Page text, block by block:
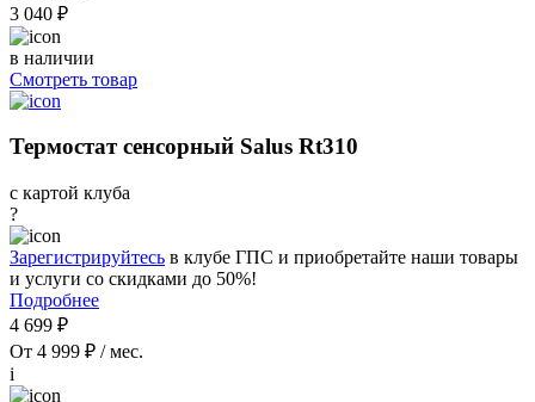
3 040 ₽
в наличии
Смотреть товар
Термостат сенсорный Salus Rt310
с картой клуба
?
Зарегистрируйтесь в клубе ГПС и приобретайте наши товары
и услуги со скидками до 50%!
Подробнее
4 699 ₽
От 4 999 ₽ / мес.
i